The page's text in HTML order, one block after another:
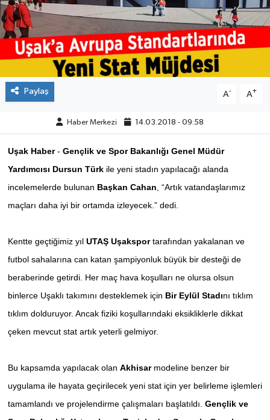
Paylaş A- A+
Haber Merkezi 14.03.2018 - 09:58
Uşak Haber- Gençlik ve Spor Bakanlığı Genel Müdür
Yardımcısı Dursun Türkileyeni stadın yapılacağı alanda
incelemelerde bulunan Başkan Cahan, “Artık vatandaşlarımız
maçları daha iyi bir ortamda izleyecek.” dedi.
Kentte geçtiğimiz yıl UTAŞ Uşaksportarafından yakalanan ve
futbol sahalarına can katan şampiyonluk büyük bir desteği de
beraberinde getirdi. Her maç hava koşulları ne olursa olsun
binlerce Uşaklı takımını desteklemek için Bir Eylül Stadını tıklım
tıklım dolduruyor. Ancak fiziki koşullarındaki eksikliklerle dikkat
çeken mevcut stat artık yeterli gelmiyor.
Bu kapsamda yapılacak olan Akhisarmodeline benzer bir
uygulama ile hayata geçirilecek yeni stat için yer belirleme işlemleri
tamamlandı ve projelendirme çalışmaları başlatıldı. Gençlik ve
DÜNYA
HABERDE İNSAN
BİLİM VE TEKNOLOJİ
Magazin
ÖZEL HABER
POLİTİKA
SPOR
TEKNOLOJİ
Yerel